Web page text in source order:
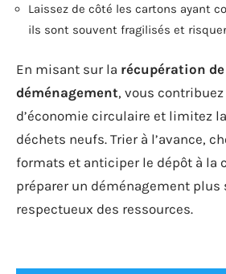
Laissez de côté les cartons ayant
ils sont souvent fragilisés et
En misant sur la récupération
déménagement, vous
d’économie circulaire et limitez
déchets neufs. Trier à l’avance,
formats et anticiper le dépôt à la
préparer un déménagement plus
respectueux des ressources.